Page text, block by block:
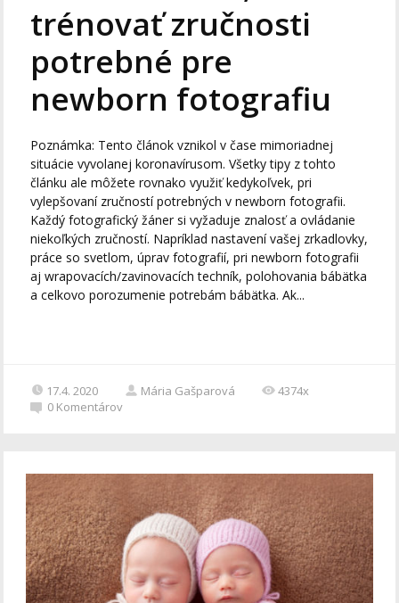
trénovať zručnosti
potrebné pre
newborn fotografiu
Poznámka: Tento článok vznikol v čase mimoriadnej
situácie vyvolanej koronavírusom. Všetky tipy z tohto
článku ale môžete rovnako využiť kedykoľvek, pri
vylepšovaní zručností potrebných v newborn fotografii.
Každý fotografický žáner si vyžaduje znalosť a ovládanie
niekoľkých zručností. Napríklad nastavení vašej zrkadlovky,
práce so svetlom, úprav fotografií, pri newborn fotografii
aj wrapovacích/zavinovacích techník, polohovania bábätka
a celkovo porozumenie potrebám bábätka. Ak...
17.4. 2020 Mária Gašparová
4374x
0 Komentárov